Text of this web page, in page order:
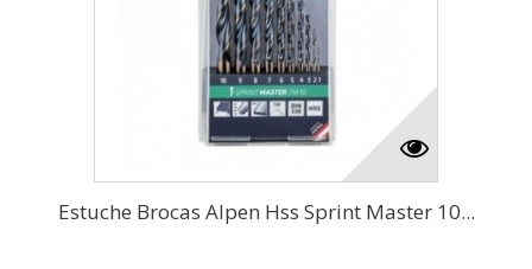
Estuche Brocas Alpen Hss Sprint Master 10...